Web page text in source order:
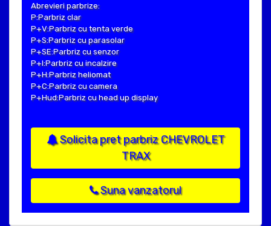
Abrevieri parbrize:
P:Parbriz clar
P+V:Parbriz cu tenta verde
P+S:Parbriz cu parasolar
P+SE:Parbriz cu senzor
P+I:Parbriz cu incalzire
P+H:Parbriz heliomat
P+C:Parbriz cu camera
P+Hud:Parbriz cu head up display
Solicita pret parbriz CHEVROLET
TRAX
Suna vanzatorul